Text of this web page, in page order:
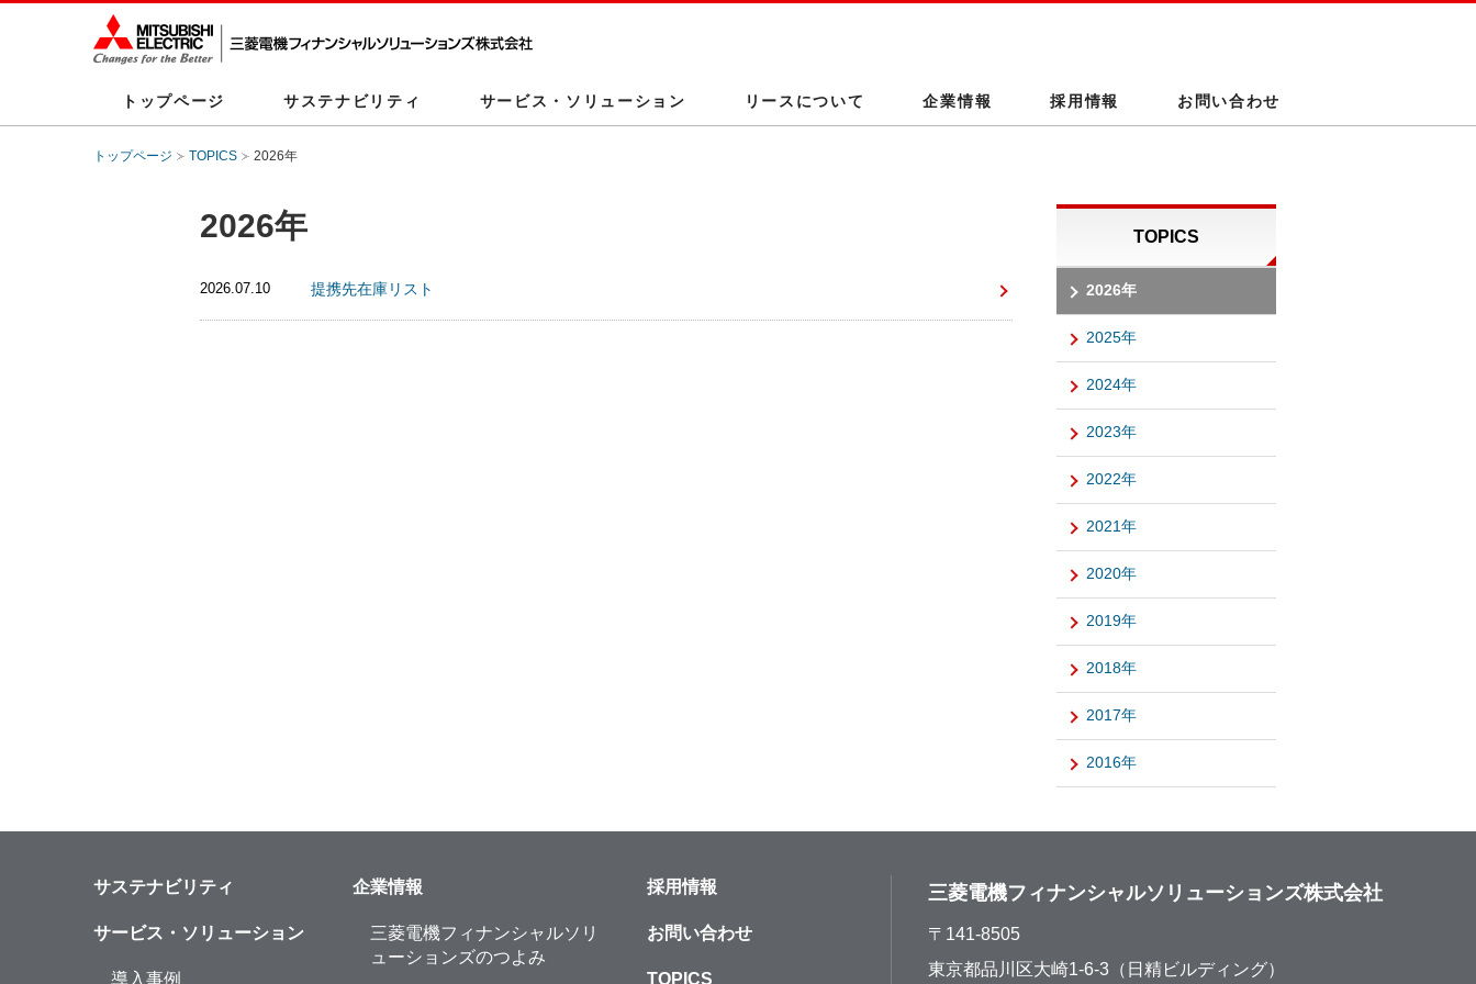
トップページ サステナビリティ サービス・ソリューション リースについて 企業情報 採用情報 お問い合わせ
トップページ TOPICS 2026年
2026年
2026.07.10 提携先在庫リスト
TOPICS
2026年
2025年
2024年
2023年
2022年
2021年
2020年
2019年
2018年
2017年
2016年
サステナビリティ
サービス・ソリューション
導入事例
企業情報
三菱電機フィナンシャルソリ
ューションズのつよみ
採用情報
お問い合わせ
TOPICS
三菱電機フィナンシャルソリューションズ株式会社
〒141-8505
東京都品川区大崎1-6-3（日精ビルディング）